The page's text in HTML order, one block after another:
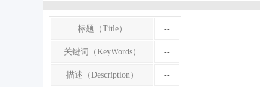
标题（Title） --
关键词（KeyWords） --
描述（Description） --